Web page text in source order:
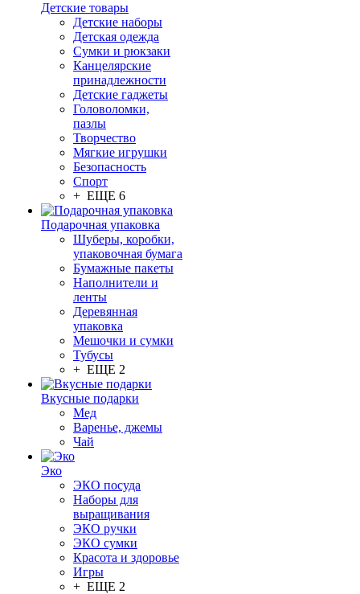
Детские товары
Детские наборы
Детская одежда
Сумки и рюкзаки
Канцелярские
принадлежности
Детские гаджеты
Головоломки,
пазлы
Творчество
Мягкие игрушки
Безопасность
Спорт
+ ЕЩЕ 6
Подарочная упаковка
Шуберы, коробки,
упаковочная бумага
Бумажные пакеты
Наполнители и
ленты
Деревянная
упаковка
Мешочки и сумки
Тубусы
+ ЕЩЕ 2
Вкусные подарки
Мед
Варенье, джемы
Чай
Эко
ЭКО посуда
Наборы для
выращивания
ЭКО ручки
ЭКО сумки
Красота и здоровье
Игры
+ ЕЩЕ 2